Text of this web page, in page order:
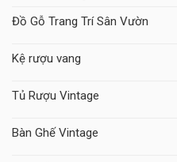
Đồ Gỗ Trang Trí Sân Vườn
Kệ rượu vang
Tủ Rượu Vintage
Bàn Ghế Vintage